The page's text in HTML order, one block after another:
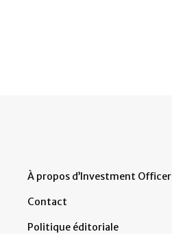
À propos d’Investment Officer
Contact
Politique éditoriale